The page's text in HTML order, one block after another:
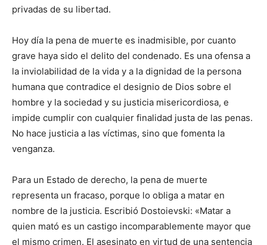
privadas de su libertad.
Hoy día la pena de muerte es inadmisible, por cuanto
grave haya sido el delito del condenado. Es una ofensa a
la inviolabilidad de la vida y a la dignidad de la persona
humana que contradice el designio de Dios sobre el
hombre y la sociedad y su justicia misericordiosa, e
impide cumplir con cualquier finalidad justa de las penas.
No hace justicia a las víctimas, sino que fomenta la
venganza.
Para un Estado de derecho, la pena de muerte
representa un fracaso, porque lo obliga a matar en
nombre de la justicia. Escribió Dostoievski: «Matar a
quien mató es un castigo incomparablemente mayor que
el mismo crimen. El asesinato en virtud de una sentencia